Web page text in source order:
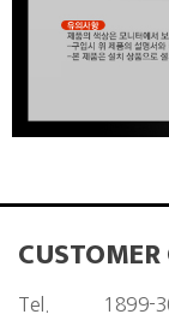
CUSTOMER
Tel. 1899-